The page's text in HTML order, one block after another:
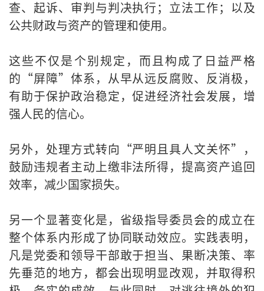
查、起诉、审判与判决执行；立法工作；以及
公共财政与资产的管理和使用。
这些不仅是个别规定，而且构成了日益严格
的“屏障”体系，从早从远反腐败、反消极，
有助于保护政治稳定，促进经济社会发展，增
强人民的信心。
另外，处理方式转向“严明且具人文关怀”，
鼓励违规者主动上缴非法所得，提高资产追回
效率，减少国家损失。
另一个显著变化是，省级指导委员会的成立在
整个体系内形成了协同联动效应。实践表明，
凡是党委和领导干部敢于担当、果断决策、率
先垂范的地方，都会出现明显改观，并取得积